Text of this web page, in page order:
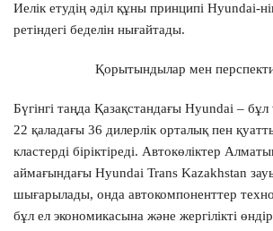
Иелік етудің әділ құны принципі Hyundai-
ретіндегі беделін нығайтады.
Қорытындылар мен
Бүгінгі таңда Қазақстандағы Hyundai –
22 қаладағы 36 дилерлік орталық пен
кластерді біріктіреді. Автокөліктер
аймағындағы Hyundai Trans Kazakhstan
шығарылады, онда автокомпоненттер
бұл ел экономикасына және жергілікті